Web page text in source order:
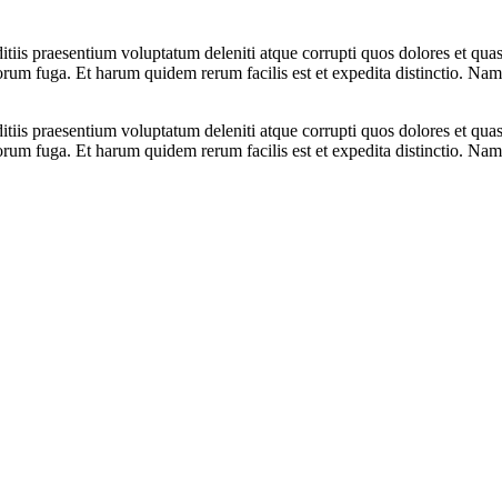
praesentium voluptatum deleniti atque corrupti quos dolores et
fuga. Et harum quidem rerum facilis est et expedita distinctio.
praesentium voluptatum deleniti atque corrupti quos dolores et
fuga. Et harum quidem rerum facilis est et expedita distinctio.